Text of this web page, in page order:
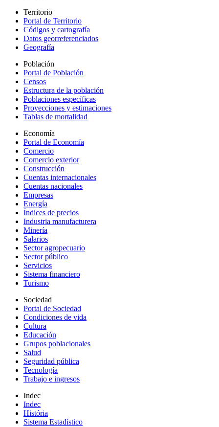
Territorio
Portal de Territorio
Códigos y cartografía
Datos georreferenciados
Geografía
Población
Portal de Población
Censos
Estructura de la población
Poblaciones específicas
Proyecciones y estimaciones
Tablas de mortalidad
Economía
Portal de Economía
Comercio
Comercio exterior
Construcción
Cuentas internacionales
Cuentas nacionales
Empresas
Energía
Índices de precios
Industria manufacturera
Minería
Salarios
Sector agropecuario
Sector público
Servicios
Sistema financiero
Turismo
Sociedad
Portal de Sociedad
Condiciones de vida
Cultura
Educación
Grupos poblacionales
Salud
Seguridad pública
Tecnología
Trabajo e ingresos
Indec
Indec
História
Sistema Estadístico